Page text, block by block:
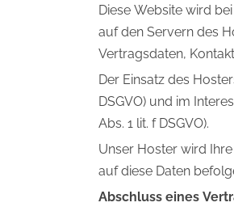
Diese Website wird
auf den Servern des
Vertragsdaten,
Der Einsatz des
DSGVO) und im
Abs. 1 lit. f DSGVO).
Unser Hoster wird
auf diese Daten
Abschluss eines